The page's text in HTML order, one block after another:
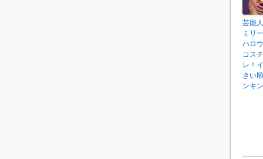
芸能
ミリ
ハロ
コス
レ！
きい
ンキ